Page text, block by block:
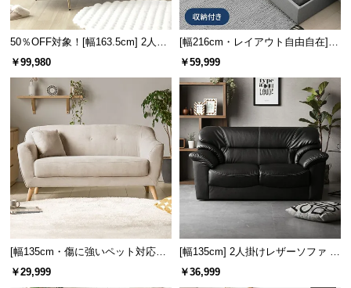
て
お
知
ら
50％OFF対象！[幅163.5cm] 2人掛
けソファ
￥99,980
[幅216cm・レイアウト自由自在]
大容量収納付き 3人掛けソファーベ
￥59,999
[幅135cm・傷に強いペット対応生
地も] 天然木脚 2人掛けコンパクト
ソファ 北欧風
￥29,999
[幅135cm] 2人掛けレザーソファ モ
ダン 応接ソファ 肘付き 天然木構
￥36,999